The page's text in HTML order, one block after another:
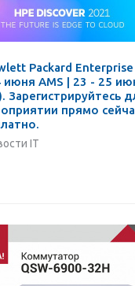
Packard Enterprise
AMS | 23 - 25
Зарегистрируйтесь
прямо
IT